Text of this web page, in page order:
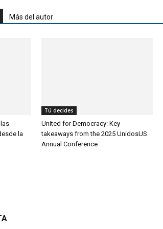
Más del autor
la
Tú decides
United for Democracy: Key
takeaways from the 2025 UnidosUS
Annual Conference